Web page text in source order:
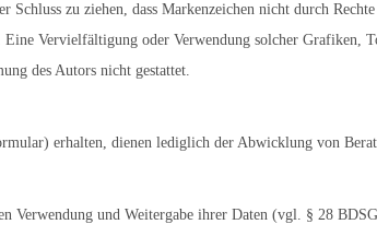
zu ziehen, dass Markenzeichen nicht durch
Vervielfältigung oder Verwendung solcher Grafiken,
des Autors nicht gestattet.
erhalten, dienen lediglich der Abwicklung von
Verwendung und Weitergabe ihrer Daten (vgl. § 28